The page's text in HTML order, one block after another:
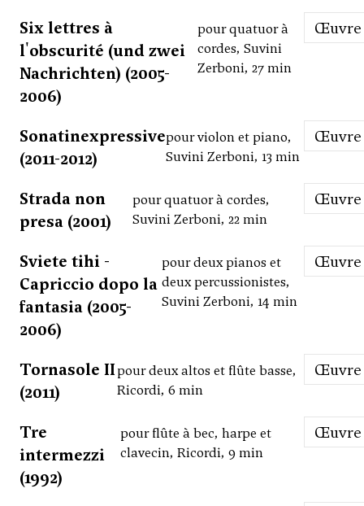
Six lettres à
l'obscurité (und zwei
Nachrichten) (2005-
2006)
pour quatuor à
cordes, Suvini
Zerboni, 27 min
Œuvre
Sonatinexpressive
(2011-2012)
pour violon et piano,
Suvini Zerboni, 13 min
Œuvre
Strada non
presa (2001)
pour quatuor à cordes,
Suvini Zerboni, 22 min
Œuvre
Sviete tihi -
Capriccio dopo la
fantasia (2005-
2006)
pour deux pianos et
deux percussionistes,
Suvini Zerboni, 14 min
Œuvre
Tornasole II
(2011)
pour deux altos et flûte basse,
Ricordi, 6 min
Œuvre
Tre
intermezzi
(1992)
pour flûte à bec, harpe et
clavecin, Ricordi, 9 min
Œuvre